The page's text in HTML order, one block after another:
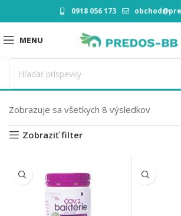
0918 056 173
MENU
Zobrazuje sa všetkych 8 výsledkov
Zobraziť filter